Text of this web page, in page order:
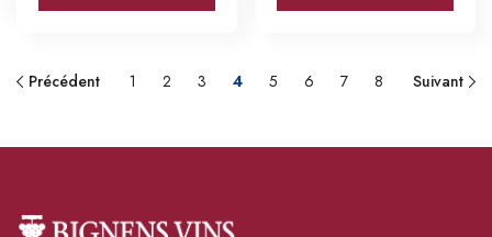
Précédent 1 2 3 4 5 6 7 8 Suivant